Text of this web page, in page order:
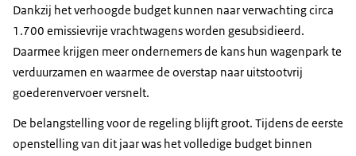
Dankzij het verhoogde budget kunnen naar verwachting circa
1.700 emissievrije vrachtwagens worden gesubsidieerd.
Daarmee krijgen meer ondernemers de kans hun wagenpark te
verduurzamen en waarmee de overstap naar uitstootvrij
goederenvervoer versnelt.
De belangstelling voor de regeling blijft groot. Tijdens de eerste
openstelling van dit jaar was het volledige budget binnen